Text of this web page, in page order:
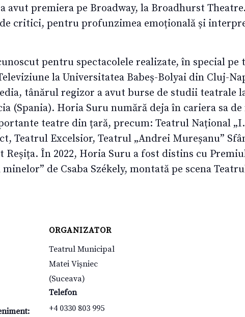
avut premiera pe Broadway, la Broadhurst
critici, pentru profunzimea emoțională și
pentru spectacolele realizate, în special pe
la Universitatea Babeș-Bolyai din Cluj-
tânărul regizor a avut burse de studii teatrale la
(Spania). Horia Suru numără deja în cariera sa de
teatre din țară, precum: Teatrul Național „I.
Teatrul Excelsior, Teatrul „Andrei Mureșanu”
Reșița. În 2022, Horia Suru a fost distins cu
de Csaba Székely, montată pe scena
ORGANIZATOR
Teatrul Municipal
Matei Vișniec
(Suceava)
Telefon
+4 0330 803 995